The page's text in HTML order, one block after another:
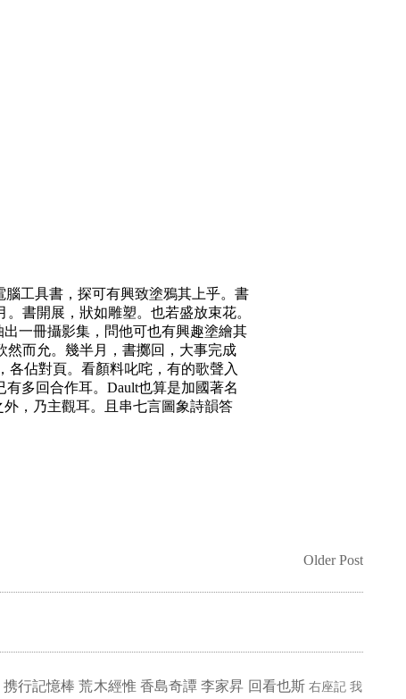
腦工具書，探可有興致塗鴉其上乎。書
書開展，狀如雕塑。也若盛放束花。
一冊攝影集，問他可也有興趣塗繪其
然而允。幾半月，書擲回，大事完成
各佔對頁。看顏料叱咤，有的歌聲入
多回合作耳。Dault也算是加國著名
，乃主觀耳。且串七言圖象詩韻答
Older Post
携行記憶棒 荒木經惟 香島奇譚 李家昇 回看也斯 右座記 我